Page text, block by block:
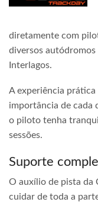
diretamente com
diversos
Interlagos.
A experiência
importância de cada
o piloto tenha
sessões.
Suporte
O auxílio de pista da
cuidar de toda a